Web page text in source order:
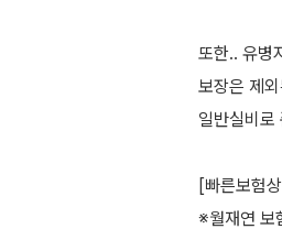
또한.. 유병
보장은 제
일반실비로
[빠른보험
※월재연 보